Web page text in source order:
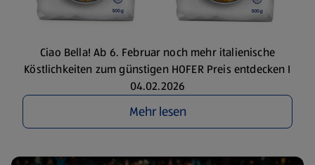
Ciao Bella! Ab 6. Februar noch mehr italienische
Köstlichkeiten zum günstigen HOFER Preis entdecken I
04.02.2026
Mehr lesen